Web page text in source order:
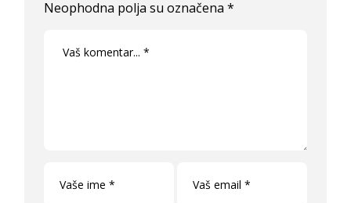
Neophodna polja su označena*